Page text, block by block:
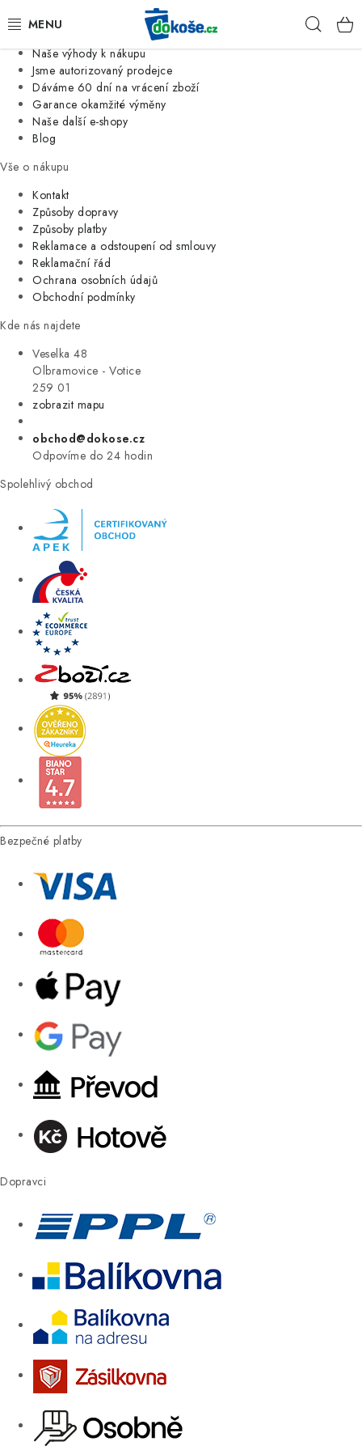
Jsme tradiční česká firma
Naše výhody k nákupu
Jsme autorizovaný prodejce
Dáváme 60 dní na vrácení zboží
Garance okamžité výměny
Naše další e-shopy
Blog
Vše o nákupu
Kontakt
Způsoby dopravy
Způsoby platby
Reklamace a odstoupení od smlouvy
Reklamační řád
Ochrana osobních údajů
Obchodní podmínky
Kde nás najdete
Veselka 48
Olbramovice - Votice
259 01
zobrazit mapu
obchod@dokose.cz
Odpovíme do 24 hodin
Spolehlivý obchod
Bezpečné platby
Dopravci
KOŠE
SÁČKY
KUCHYNĚ
ORGANIZACE
DOMÁCNOST
ÚKLID
VÝPRODEJ
ZNAČKY
Úvod Kontakt Blog
Moje objednávka